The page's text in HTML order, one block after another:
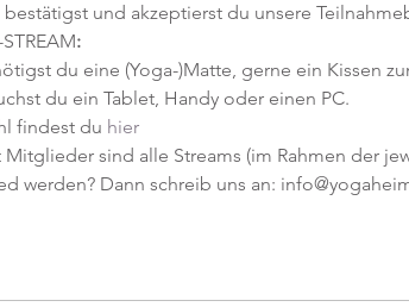
und akzeptierst du unsere
:
du eine (Yoga-)Matte, gerne ein Kissen
du ein Tablet, Handy oder einen PC.
findest du hier
Mitglieder sind alle Streams (im Rahmen der
werden? Dann schreib uns an: